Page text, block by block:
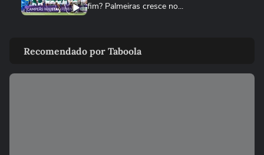
fim? Palmeiras cresce no...
TERRABOLISTAS
Recomendado por Taboola